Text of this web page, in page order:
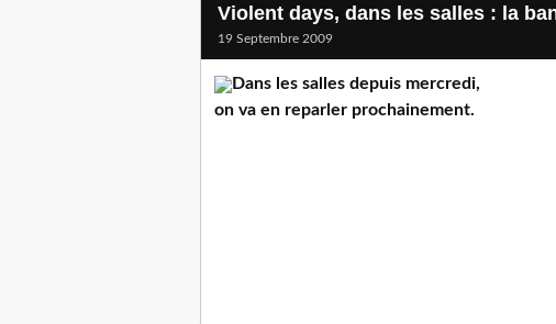
Violent days, dans les salles : la
19 Septembre 2009
Dans les salles depuis mercredi,
on va en reparler prochainement.